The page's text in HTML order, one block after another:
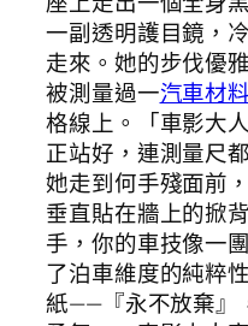
一副透明護目鏡，
走來。她的步伐優
被測量過一汽車材
格線上。「車影大
正站好，連測量尺
她走到何手殘面前
垂直貼在牆上的掀
手，你的車技像一
了泊車維度的純粹
紙——『永不放棄』